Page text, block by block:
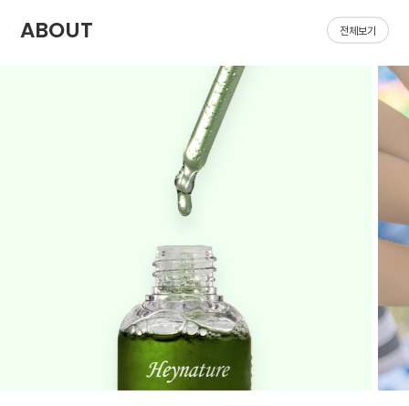
ABOUT 전체보기